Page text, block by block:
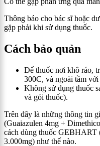
Thông báo cho bác sĩ hoặc
gặp phải khi sử dụng thuốc.
Cách bảo quản
Để thuốc nơi khô ráo,
300C, và ngoài tầm với
Không sử dụng thuốc
và gói thuốc).
Trên đây là những thông tin
(Guaiazulen 4mg +
cách dùng thuốc GEBHART
3.000mg) như thế nào.